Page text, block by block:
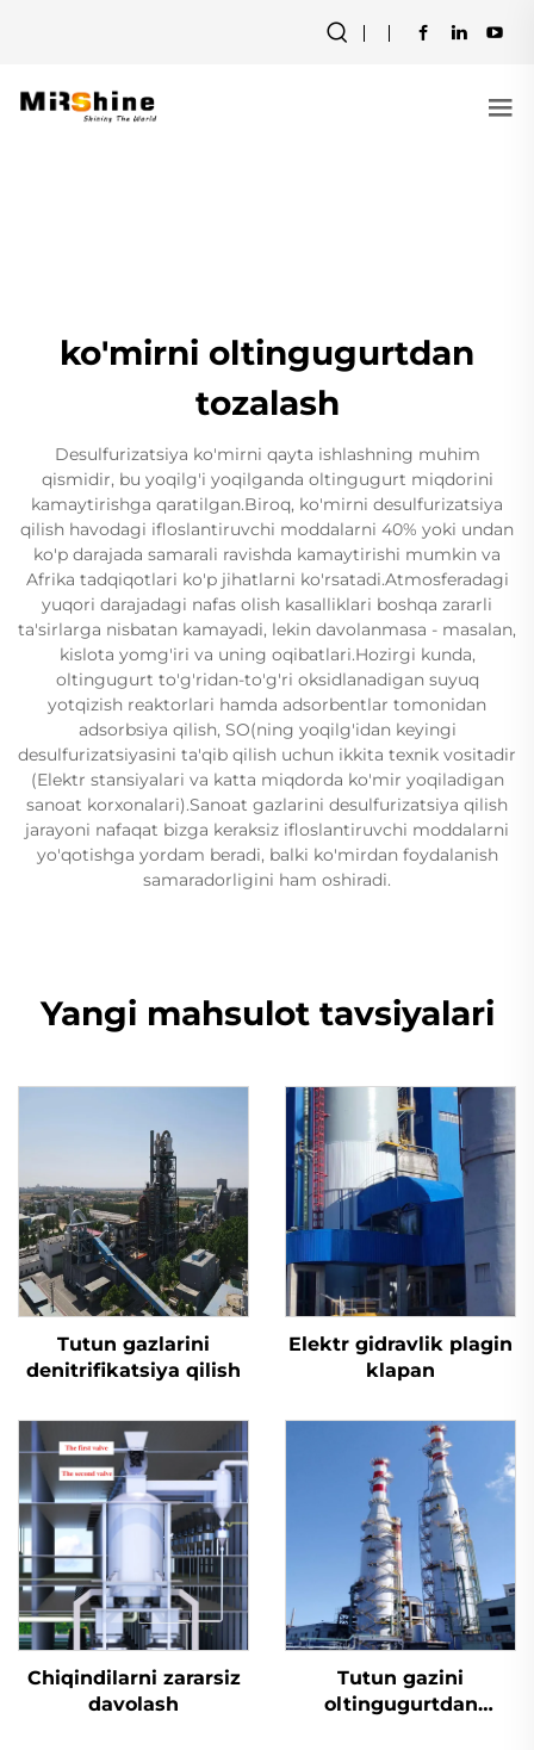
ko'mirni oltingugurtdan
tozalash
Desulfurizatsiya ko'mirni qayta ishlashning muhim
qismidir, bu yoqilg'i yoqilganda oltingugurt miqdorini
kamaytirishga qaratilgan.Biroq, ko'mirni desulfurizatsiya
qilish havodagi ifloslantiruvchi moddalarni 40% yoki undan
ko'p darajada samarali ravishda kamaytirishi mumkin va
Afrika tadqiqotlari ko'p jihatlarni ko'rsatadi.Atmosferadagi
yuqori darajadagi nafas olish kasalliklari boshqa zararli
ta'sirlarga nisbatan kamayadi, lekin davolanmasa - masalan,
kislota yomg'iri va uning oqibatlari.Hozirgi kunda,
oltingugurt to'g'ridan-to'g'ri oksidlanadigan suyuq
yotqizish reaktorlari hamda adsorbentlar tomonidan
adsorbsiya qilish, SO(ning yoqilg'idan keyingi
desulfurizatsiyasini ta'qib qilish uchun ikkita texnik vositadir
(Elektr stansiyalari va katta miqdorda ko'mir yoqiladigan
sanoat korxonalari).Sanoat gazlarini desulfurizatsiya qilish
jarayoni nafaqat bizga keraksiz ifloslantiruvchi moddalarni
yo'qotishga yordam beradi, balki ko'mirdan foydalanish
samaradorligini ham oshiradi.
Yangi mahsulot tavsiyalari
Tutun gazlarini
denitrifikatsiya qilish
Elektr gidravlik plagin
klapan
Chiqindilarni zararsiz
davolash
Tutun gazini
oltingugurtdan